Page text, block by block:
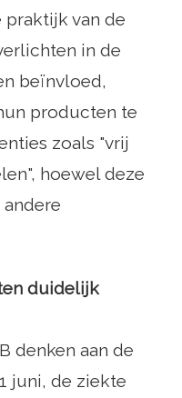
praktijk van de
in de
beïnvloed,
producten te
zoals "vrij
hoewel deze
duidelijk
denken aan de
juni, de ziekte